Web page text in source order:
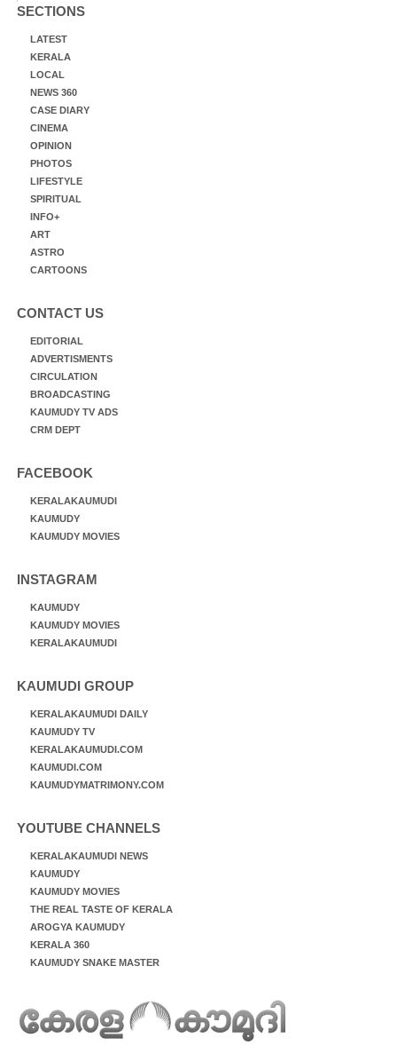
SECTIONS
LATEST
KERALA
LOCAL
NEWS 360
CASE DIARY
CINEMA
OPINION
PHOTOS
LIFESTYLE
SPIRITUAL
INFO+
ART
ASTRO
CARTOONS
CONTACT US
EDITORIAL
ADVERTISMENTS
CIRCULATION
BROADCASTING
KAUMUDY TV ADS
CRM DEPT
FACEBOOK
KERALAKAUMUDI
KAUMUDY
KAUMUDY MOVIES
INSTAGRAM
KAUMUDY
KAUMUDY MOVIES
KERALAKAUMUDI
KAUMUDI GROUP
KERALAKAUMUDI DAILY
KAUMUDY TV
KERALAKAUMUDI.COM
KAUMUDI.COM
KAUMUDYMATRIMONY.COM
YOUTUBE CHANNELS
KERALAKAUMUDI NEWS
KAUMUDY
KAUMUDY MOVIES
THE REAL TASTE OF KERALA
AROGYA KAUMUDY
KERALA 360
KAUMUDY SNAKE MASTER